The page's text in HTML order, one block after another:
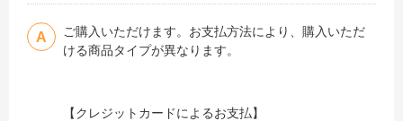
ご購入いただけます。お支払方法により、購入いただ
ける商品タイプが異なります。
【クレジットカードによるお支払】